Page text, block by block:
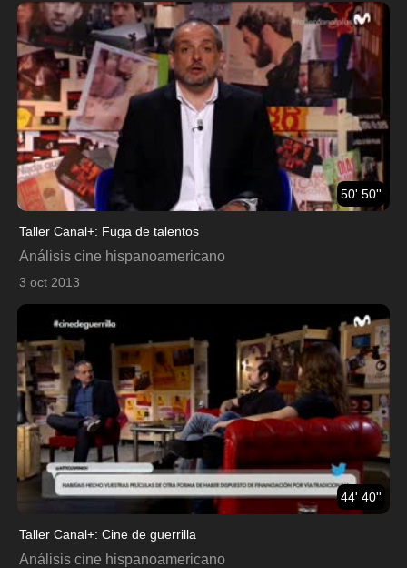
50' 50''
Taller Canal+: Fuga de talentos
Análisis cine hispanoamericano
3 oct 2013
44' 40''
Taller Canal+: Cine de guerrilla
Análisis cine hispanoamericano